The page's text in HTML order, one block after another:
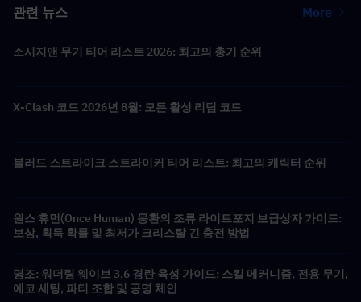
관련 뉴스 More
소시지맨 무기 티어 리스트 2026: 최고의 총기 순위
X-Clash 코드 2026년 8월: 모든 활성 리딤 코드
블러드 스트라이크 스트라이커 티어 리스트: 최고의 캐릭터 순위
원스 휴먼(Once Human) 몽환의 조류 라이트포지 보급상자 가이드:
보상, 획득 확률 및 최저가 크리스탈 긴 충전 방법
명조: 워더링 웨이브 3.6 경란 육성 가이드: 스킬 메커니즘, 전용 무기,
에코 세팅, 파티 조합 및 공명 체인